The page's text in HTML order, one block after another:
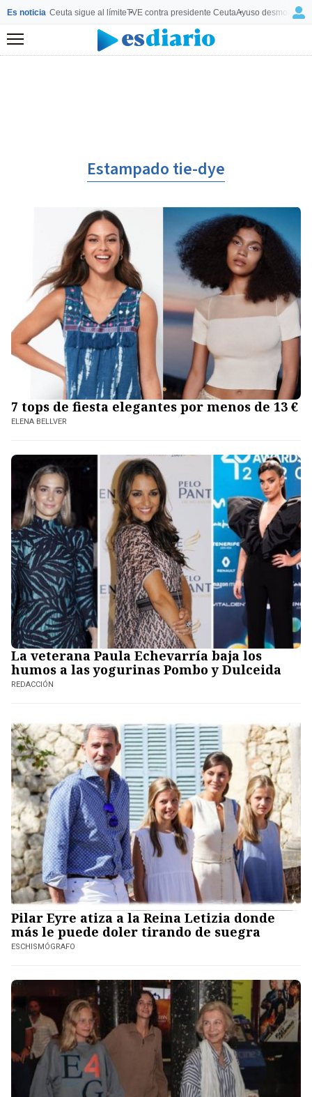
Es noticia Ceuta sigue al límiteTVE contra presidente CeutaAyuso desmonta a
Menú
Estampado tie-dye
7 tops de fiesta elegantes por menos de 13 €
ELENA BELLVER
La veterana Paula Echevarría baja los
humos a las yogurinas Pombo y Dulceida
REDACCIÓN
Pilar Eyre atiza a la Reina Letizia donde
más le puede doler tirando de suegra
ESCHISMÓGRAFO